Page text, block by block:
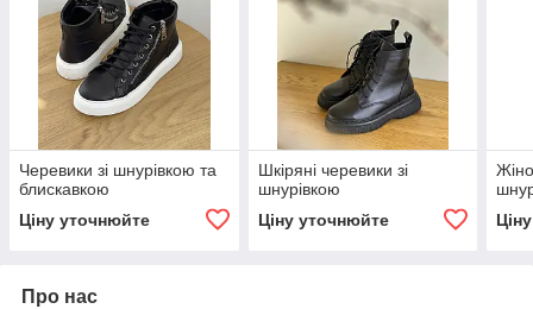
Черевики зі шнурівкою та
блискавкою
Ціну уточнюйте
Шкіряні черевики зі
шнурівкою
Ціну уточнюйте
Про нас